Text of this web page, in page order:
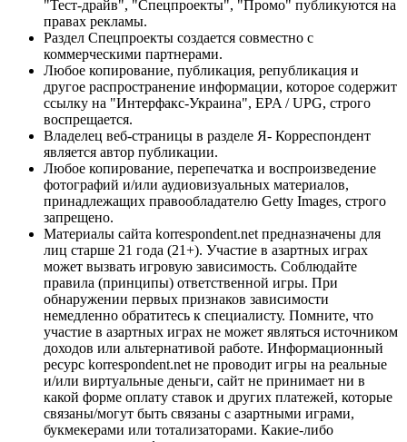
"Тест-драйв", "Спецпроекты", "Промо" публикуются на
правах рекламы.
Раздел Спецпроекты создается совместно с
коммерческими партнерами.
Любое копирование, публикация, републикация и
другое распространение информации, которое содержит
ссылку на "Интерфакс-Украина", EPA / UPG, строго
воспрещается.
Владелец веб-страницы в разделе Я- Корреспондент
является автор публикации.
Любое копирование, перепечатка и воспроизведение
фотографий и/или аудиовизуальных материалов,
принадлежащих правообладателю Getty Images, строго
запрещено.
Материалы сайта korrespondent.net предназначены для
лиц старше 21 года (21+). Участие в азартных играх
может вызвать игровую зависимость. Соблюдайте
правила (принципы) ответственной игры. При
обнаружении первых признаков зависимости
немедленно обратитесь к специалисту. Помните, что
участие в азартных играх не может являться источником
доходов или альтернативой работе. Информационный
ресурс korrespondent.net не проводит игры на реальные
и/или виртуальные деньги, сайт не принимает ни в
какой форме оплату ставок и других платежей, которые
связаны/могут быть связаны с азартными играми,
букмекерами или тотализаторами. Какие-либо